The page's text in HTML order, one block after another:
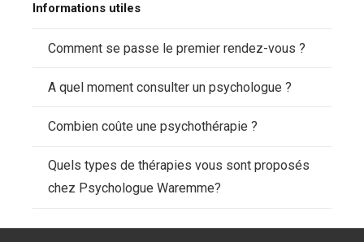
Informations utiles
Comment se passe le premier rendez-vous ?
A quel moment consulter un psychologue ?
Combien coûte une psychothérapie ?
Quels types de thérapies vous sont proposés
chez Psychologue Waremme?